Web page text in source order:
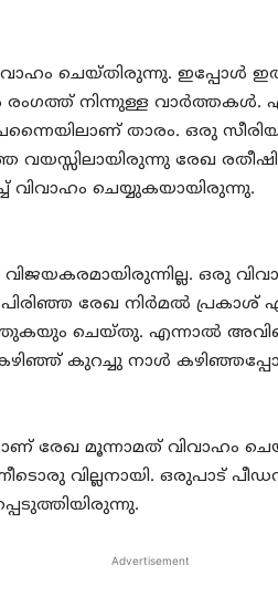
ചെയ്തിരുന്നു. ഇപ്പോള്‍
നിന്നുള്ള
ചെന്നൈയിലാണ് താരം. ഒരു
വയസ്സിലായിരുന്നു രേഖ
ചെയ്യുകയായിരുന്നു.
ഒരു
രേഖ നിര്‍മല്‍
ചെയ്തു. എന്നാല്‍
കുറച്ചു നാള്‍
രേഖ മൂന്നാമത് വിവാഹം
വില്ലനായി. ഒരുപാട്
Advertisement